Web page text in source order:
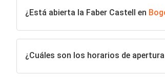
¿Está abierta la Faber Castell en
¿Cuáles son los horarios de